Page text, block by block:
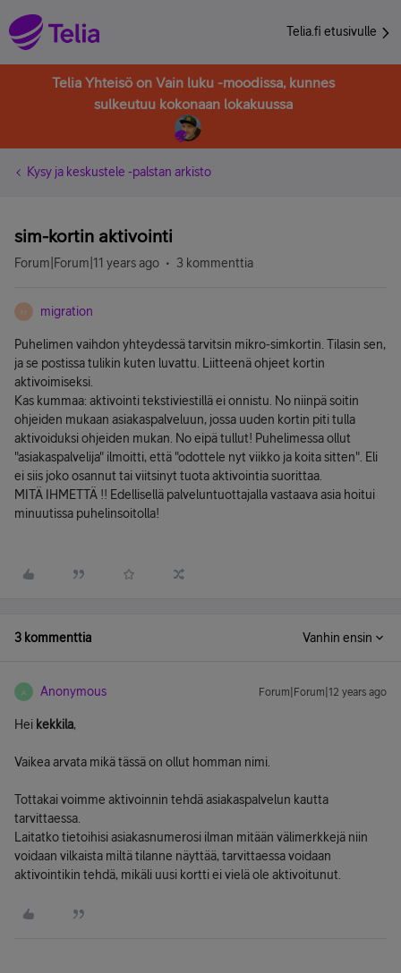
Telia.fi etusivulle
Telia Yhteisö on Vain luku -moodissa, kunnes
sulkeutuu kokonaan lokakuussa
Kysy ja keskustele -palstan arkisto
sim-kortin aktivointi
Forum|Forum|11 years ago 3 kommenttia
M migration
Puhelimen vaihdon yhteydessä tarvitsin mikro-simkortin. Tilasin sen,
ja se postissa tulikin kuten luvattu. Liitteenä ohjeet kortin
aktivoimiseksi.
Kas kummaa: aktivointi tekstiviestillä ei onnistu. No niinpä soitin
ohjeiden mukaan asiakaspalveluun, jossa uuden kortin piti tulla
aktivoiduksi ohjeiden mukan. No eipä tullut! Puhelimessa ollut
"asiakaspalvelija" ilmoitti, että "odottele nyt viikko ja koita sitten". Eli
ei siis joko osannut tai viitsinyt tuota aktivointia suorittaa.
MITÄ IHMETTÄ !! Edellisellä palveluntuottajalla vastaava asia hoitui
minuutissa puhelinsoitolla!
3 kommenttia Vanhin ensin
A Anonymous Forum|Forum|12 years ago
Hei kekkila,
Vaikea arvata mikä tässä on ollut homman nimi.
Tottakai voimme aktivoinnin tehdä asiakaspalvelun kautta
tarvittaessa.
Laitatko tietoihisi asiakasnumerosi ilman mitään välimerkkejä niin
voidaan vilkaista miltä tilanne näyttää, tarvittaessa voidaan
aktivointikin tehdä, mikäli uusi kortti ei vielä ole aktivoitunut.